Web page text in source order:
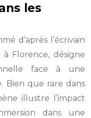
les
d’après l’écrivain
Florence, désigne
face à une
Bien que rare dans
illustre l’impact
dans une